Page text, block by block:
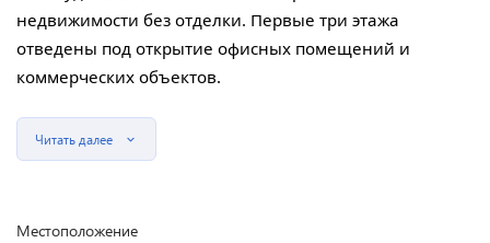
недвижимости без отделки. Первые три этажа
отведены под открытие офисных помещений и
коммерческих объектов.
Читать далее
Местоположение